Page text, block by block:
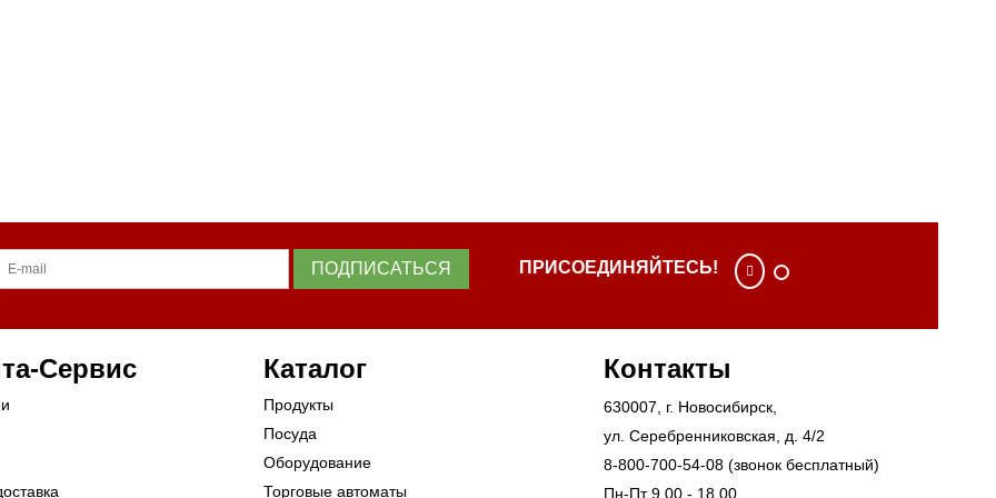
ПОДПИСАТЬСЯ ПРИСОЕДИНЯЙТЕСЬ!
Сервис Каталог
Продукты
Посуда
Оборудование
Торговые автоматы
Контакты
630007 , г. Новосибирск
ул. Серебренниковская, д. 4/2
8-800-700-54-08 (звонок бесплатный)
Пн-Пт 9.00 - 18.00